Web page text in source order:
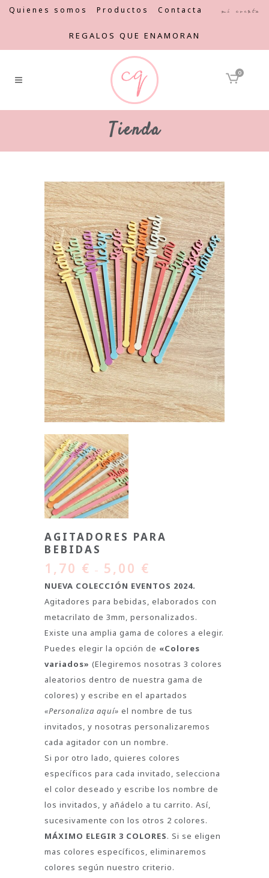
Quienes somos Productos Contacta Mi cuenta
REGALOS QUE ENAMORAN
0
Tienda
AGITADORES PARA
BEBIDAS
1,70 € – 5,00 €
NUEVA COLECCIÓN EVENTOS 2024.
Agitadores para bebidas, elaborados con
metacrilato de 3mm, personalizados.
Existe una amplia gama de colores a elegir.
Puedes elegir la opción de «Colores
variados» (Elegiremos nosotras 3 colores
aleatorios dentro de nuestra gama de
colores) y escribe en el apartados
«Personaliza aquí» el nombre de tus
invitados, y nosotras personalizaremos
cada agitador con un nombre.
Si por otro lado, quieres colores
específicos para cada invitado, selecciona
el color deseado y escribe los nombre de
los invitados, y añádelo a tu carrito. Así,
sucesivamente con los otros 2 colores.
MÁXIMO ELEGIR 3 COLORES. Si se eligen
mas colores específicos, eliminaremos
colores según nuestro criterio.